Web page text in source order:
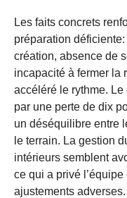
Les faits concrets
préparation
création, absence de
incapacité à fermer la
accéléré le rythme.
par une perte de dix
un déséquilibre entre
le terrain. La gestion
intérieurs semblent
ce qui a privé
ajustements adverses.